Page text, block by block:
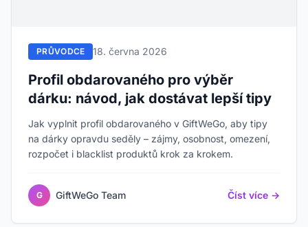
PRŮVODCE 18. června 2026
Profil obdarovaného pro výběr
dárku: návod, jak dostávat lepší tipy
Jak vyplnit profil obdarovaného v GiftWeGo, aby tipy
na dárky opravdu seděly – zájmy, osobnost, omezení,
rozpočet i blacklist produktů krok za krokem.
G GiftWeGo Team Číst více →